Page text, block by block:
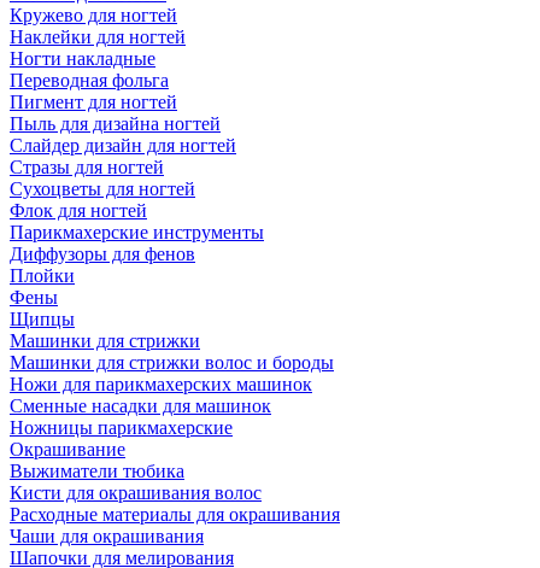
Кружево для ногтей
Наклейки для ногтей
Ногти накладные
Переводная фольга
Пигмент для ногтей
Пыль для дизайна ногтей
Слайдер дизайн для ногтей
Стразы для ногтей
Сухоцветы для ногтей
Флок для ногтей
Парикмахерские инструменты
Диффузоры для фенов
Плойки
Фены
Щипцы
Машинки для стрижки
Машинки для стрижки волос и бороды
Ножи для парикмахерских машинок
Сменные насадки для машинок
Ножницы парикмахерские
Окрашивание
Выжиматели тюбика
Кисти для окрашивания волос
Расходные материалы для окрашивания
Чаши для окрашивания
Шапочки для мелирования